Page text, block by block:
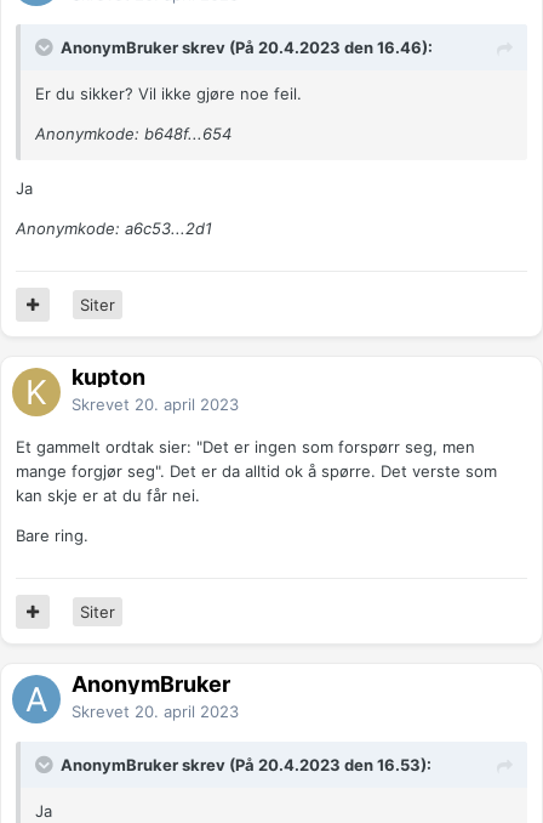
AnonymBruker skrev (På 20.4.2023 den 16.46):
Er du sikker? Vil ikke gjøre noe feil.
Anonymkode: b648f...654
Ja
Anonymkode: a6c53...2d1
Siter
kupton
Skrevet 20. april 2023
Et gammelt ordtak sier: "Det er ingen som forspørr seg, men
mange forgjør seg". Det er da alltid ok å spørre. Det verste som
kan skje er at du får nei.
Bare ring.
Siter
AnonymBruker
Skrevet 20. april 2023
AnonymBruker skrev (På 20.4.2023 den 16.53):
Ja